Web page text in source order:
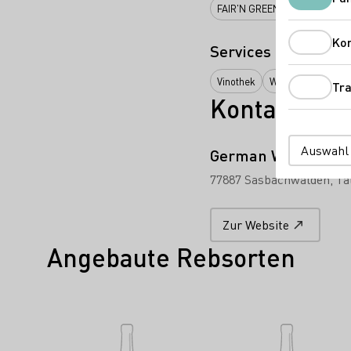
FAIR'N GREEN e.V
Services
Vinothek Weinbar
Kontakt
German Wine Group
77887 Sasbachwalden
Zur Website
Angebaute Rebsorten